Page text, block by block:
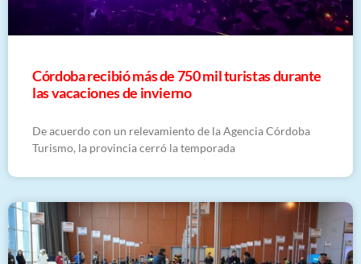
Córdoba recibió más de 750 mil turistas durante
las vacaciones de invierno
De acuerdo con un relevamiento de la Agencia Córdoba
Turismo, la provincia cerró la temporada